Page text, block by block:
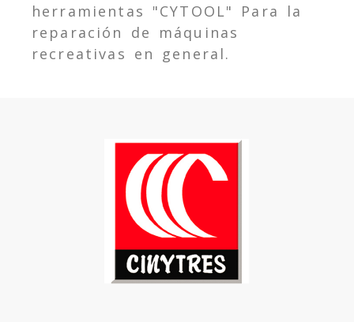
herramientas "CYTOOL" Para la
reparación de máquinas
recreativas en general.